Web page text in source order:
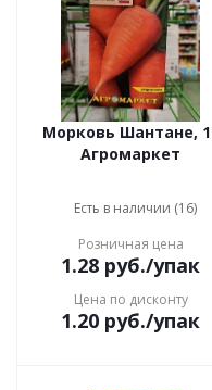
Морковь Шантане,
Агромаркет
Есть в наличии (16)
Розничная цена
1.28 руб./упак
Цена по дисконту
1.20 руб./упак